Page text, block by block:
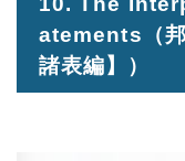
atements （
諸表編】）